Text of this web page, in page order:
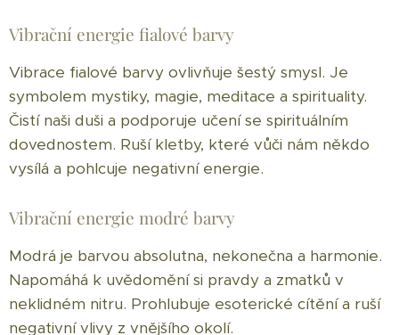
Vibrační energie fialové barvy
Vibrace fialové barvy ovlivňuje šestý smysl. Je
symbolem mystiky, magie, meditace a spirituality.
Čistí naši duši a podporuje učení se spirituálním
dovednostem. Ruší kletby, které vůči nám někdo
vysílá a pohlcuje negativní energie.
Vibrační energie modré barvy
Modrá je barvou absolutna, nekonečna a harmonie.
Napomáhá k uvědomění si pravdy a zmatků v
neklidném nitru. Prohlubuje esoterické cítění a ruší
negativní vlivy z vnějšího okolí.